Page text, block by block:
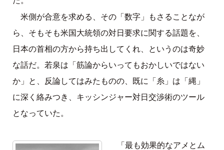
米側が合意を求める、その「数字」もさることなが
ら、そもそも米国大統領の対日要求に関する話題を、
日本の首相の方から持ち出してくれ、というのは奇妙
な話だ。若泉は「筋論からいってもおかしいではない
か」と、反論してはみたものの、既に「糸」は「縄」
に深く絡みつき、キッシンジャー対日交渉術のツール
となっていた。
「最も効果的なアメとム